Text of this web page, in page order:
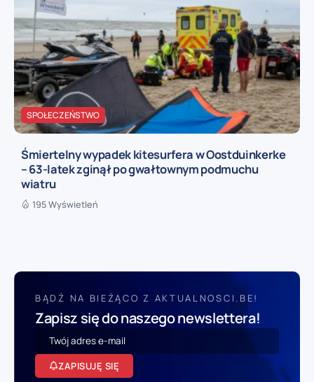
SPOŁECZEŃSTWO
Śmiertelny wypadek kitesurfera w Oostduinkerke
– 63-latek zginął po gwałtownym podmuchu
wiatru
195 Wyświetleń
BĄDŹ NA BIEŻĄCO Z AKTUALNOSCI.BE!
Zapisz się do naszego newslettera!
ZAPISUJĘ SIĘ